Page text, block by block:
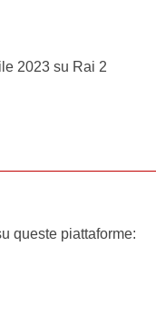
2023 su Rai 2
queste piattaforme: